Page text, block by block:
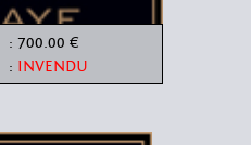
: 700.00 €
: INVENDU